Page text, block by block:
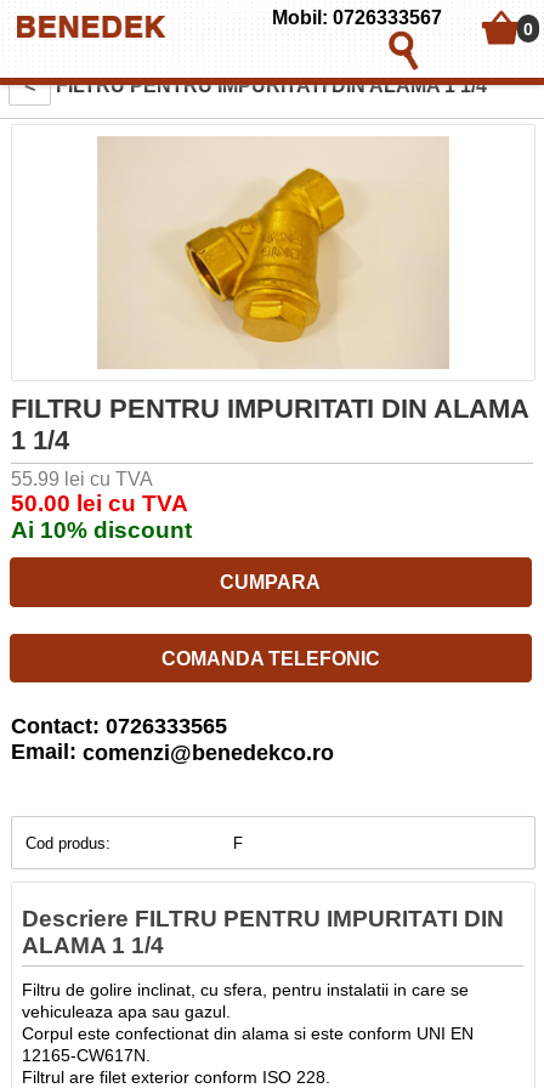
Mobil: 0726333567
0
< FILTRU PENTRU IMPURITATI DIN ALAMA 1 1/4
FILTRU PENTRU IMPURITATI DIN ALAMA
1 1/4
55.99 lei cu TVA
50.00 lei cu TVA
Ai 10% discount
CUMPARA
COMANDA TELEFONIC
Contact: 0726333565
Email: comenzi@benedekco.ro
Cod produs: F
Descriere FILTRU PENTRU IMPURITATI DIN
ALAMA 1 1/4
Filtru de golire inclinat, cu sfera, pentru instalatii in care se
vehiculeaza apa sau gazul.
Corpul este confectionat din alama si este conform UNI EN
12165-CW617N.
Filtrul are filet exterior conform ISO 228.